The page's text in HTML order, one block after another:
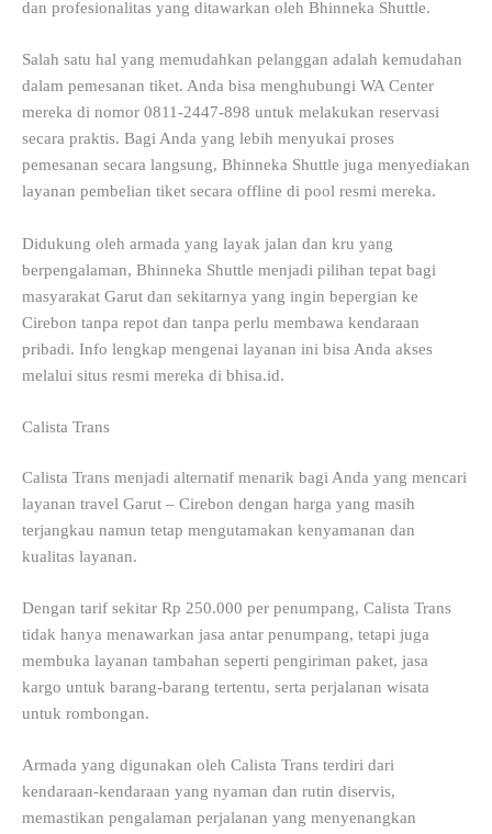
dan profesionalitas yang ditawarkan oleh Bhinneka Shuttle.
Salah satu hal yang memudahkan pelanggan adalah kemudahan
dalam pemesanan tiket. Anda bisa menghubungi WA Center
mereka di nomor 0811-2447-898 untuk melakukan reservasi
secara praktis. Bagi Anda yang lebih menyukai proses
pemesanan secara langsung, Bhinneka Shuttle juga menyediakan
layanan pembelian tiket secara offline di pool resmi mereka.
Didukung oleh armada yang layak jalan dan kru yang
berpengalaman, Bhinneka Shuttle menjadi pilihan tepat bagi
masyarakat Garut dan sekitarnya yang ingin bepergian ke
Cirebon tanpa repot dan tanpa perlu membawa kendaraan
pribadi. Info lengkap mengenai layanan ini bisa Anda akses
melalui situs resmi mereka di bhisa.id.
Calista Trans
Calista Trans menjadi alternatif menarik bagi Anda yang mencari
layanan travel Garut – Cirebon dengan harga yang masih
terjangkau namun tetap mengutamakan kenyamanan dan
kualitas layanan.
Dengan tarif sekitar Rp 250.000 per penumpang, Calista Trans
tidak hanya menawarkan jasa antar penumpang, tetapi juga
membuka layanan tambahan seperti pengiriman paket, jasa
kargo untuk barang-barang tertentu, serta perjalanan wisata
untuk rombongan.
Armada yang digunakan oleh Calista Trans terdiri dari
kendaraan-kendaraan yang nyaman dan rutin diservis,
memastikan pengalaman perjalanan yang menyenangkan